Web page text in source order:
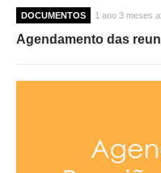
DOCUMENTOS 1 ano 3 meses
Agendamento das